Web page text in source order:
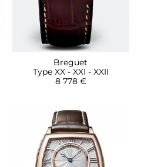
Breguet
Type XX - XXI - XXII
8 778 €